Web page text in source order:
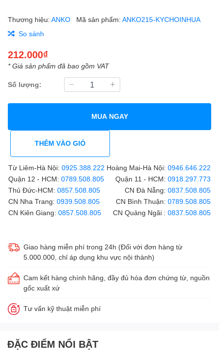
Thương hiệu: ANKO Mã sản phẩm: ANKO215-KYCHOINHUA
So sánh
212.000₫
* Giá sản phẩm đã bao gồm VAT
Số lượng:
MUA NGAY
THÊM VÀO GIỎ
Từ Liêm-Hà Nội: 0925.388.222 Hoàng Mai-Hà Nội: 0946.646.222
Quận 12 - HCM: 0789.508.805 Quận 11 - HCM: 0918.297.773
Thủ Đức-HCM: 0857.508.805 CN Đà Nẵng: 0837.508.805
CN Nha Trang: 0939.508.805 CN Bình Thuận: 0789.508.805
CN Kiên Giang: 0857.508.805 CN Quảng Ngãi : 0837.508.805
Giao hàng miễn phí trong 24h (Đối với đơn hàng từ
5.000.000, chỉ áp dụng khu vực nội thành)
Cam kết hàng chính hãng, đầy đủ hóa đơn chứng từ, nguồn
gốc xuất xứ
Tư vấn kỹ thuật miễn phí
ĐẶC ĐIỂM NỔI BẬT